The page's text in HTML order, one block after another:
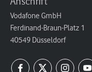
Vodafone GmbH
Ferdinand-Braun-Platz 1
40549 Düsseldorf